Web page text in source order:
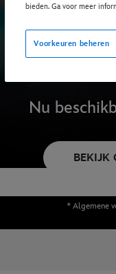
Nu
BEKIJK
* Algemene
bieden. Ga voor meer
Voorkeuren beheren